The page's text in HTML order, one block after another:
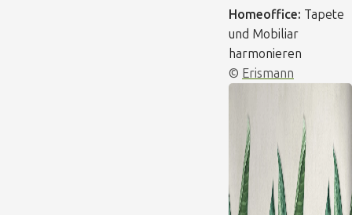
Homeoffice: Tapete
und Mobiliar
harmonieren
© Erismann